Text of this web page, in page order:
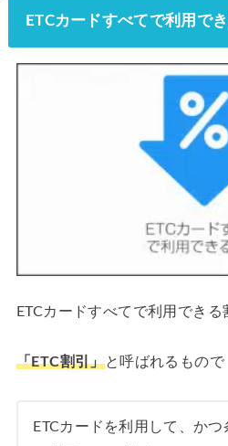
ETCカードすべてで利用でき
ETCカードすべてで利用できる
「ETC割引」と呼ばれるもので
ETCカードを利用して、か